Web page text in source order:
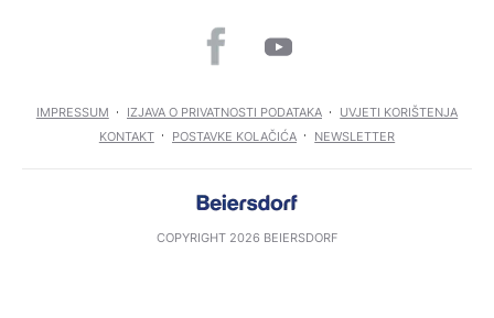
IMPRESSUM IZJAVA O PRIVATNOSTI PODATAKA
UVJETI KORIŠTENJA
KONTAKT
POSTAVKE KOLAČIĆA NEWSLETTER
COPYRIGHT 2026 BEIERSDORF